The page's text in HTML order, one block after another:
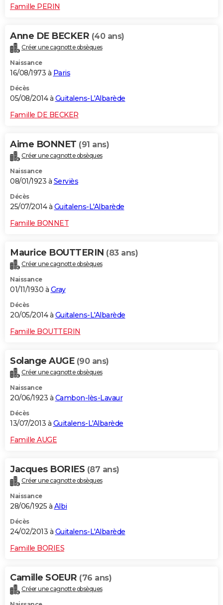
Famille PERIN
Anne DE BECKER (40 ans)
Créer une cagnotte obsèques
Naissance
16/08/1973 à Paris
Décès
05/08/2014 à Guitalens-L'Albarède
Famille DE BECKER
Aime BONNET (91 ans)
Créer une cagnotte obsèques
Naissance
08/01/1923 à Serviès
Décès
25/07/2014 à Guitalens-L'Albarède
Famille BONNET
Maurice BOUTTERIN (83 ans)
Créer une cagnotte obsèques
Naissance
01/11/1930 à Gray
Décès
20/05/2014 à Guitalens-L'Albarède
Famille BOUTTERIN
Solange AUGE (90 ans)
Créer une cagnotte obsèques
Naissance
20/06/1923 à Cambon-lès-Lavaur
Décès
13/07/2013 à Guitalens-L'Albarède
Famille AUGE
Jacques BORIES (87 ans)
Créer une cagnotte obsèques
Naissance
28/06/1925 à Albi
Décès
24/02/2013 à Guitalens-L'Albarède
Famille BORIES
Camille SOEUR (76 ans)
Créer une cagnotte obsèques